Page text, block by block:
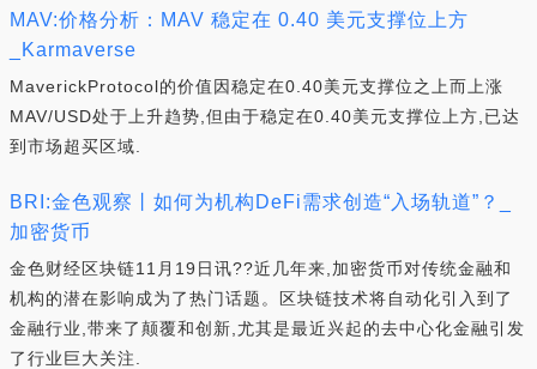
MAV:价格分析：MAV 稳定在 0.40 美元支撑位上方
_Karmaverse
MaverickProtocol的价值因稳定在0.40美元支撑位之上而上涨
MAV/USD处于上升趋势,但由于稳定在0.40美元支撑位上方,已达
到市场超买区域.
BRI:金色观察丨如何为机构DeFi需求创造“入场轨道”？_
加密货币
金色财经区块链11月19日讯??近几年来,加密货币对传统金融和
机构的潜在影响成为了热门话题。区块链技术将自动化引入到了
金融行业,带来了颠覆和创新,尤其是最近兴起的去中心化金融引发
了行业巨大关注.